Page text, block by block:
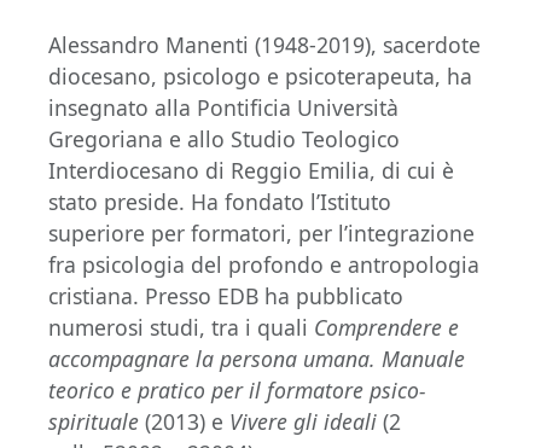
Alessandro Manenti (1948-2019), sacerdote
diocesano, psicologo e psicoterapeuta, ha
insegnato alla Pontificia Università
Gregoriana e allo Studio Teologico
Interdiocesano di Reggio Emilia, di cui è
stato preside. Ha fondato l’Istituto
superiore per formatori, per l’integrazione
fra psicologia del profondo e antropologia
cristiana. Presso EDB ha pubblicato
numerosi studi, tra i quali Comprendere e
accompagnare la persona umana. Manuale
teorico e pratico per il formatore psico-
spirituale (2013) e Vivere gli ideali (2